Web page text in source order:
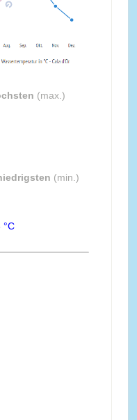
(max.)
(min.)
°C